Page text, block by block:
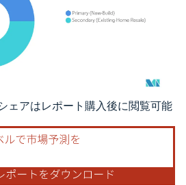
利用にはCC BY 4.0の表示が必要です。
ェアはレポート購入後に閲覧可能